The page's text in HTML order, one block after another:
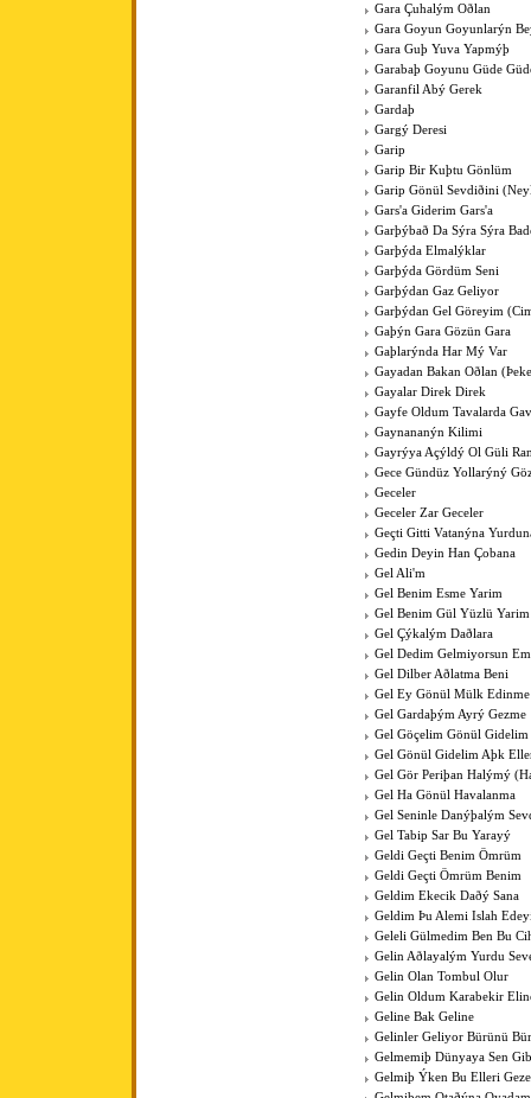
Gara Çuhalým Oðlan
Gara Goyun Goyunlarýn
Gara Guþ Yuva Yapmýþ
Garabaþ Goyunu Güde
Garanfil Abý Gerek
Gardaþ
Gargý Deresi
Garip
Garip Bir Kuþtu Gönlüm
Garip Gönül Sevdiðini
Gars'a Giderim Gars'a
Garþýbað Da Sýra Sýra
Garþýda Elmalýklar
Garþýda Gördüm Seni
Garþýdan Gaz Geliyor
Garþýdan Gel Göreyim
Gaþýn Gara Gözün Gara
Gaþlarýnda Har Mý Var
Gayadan Bakan Oðlan
Gayalar Direk Direk
Gayfe Oldum Tavalarda
Gaynananýn Kilimi
Gayrýya Açýldý Ol Güli
Gece Gündüz Yollarýný
Geceler
Geceler Zar Geceler
Geçti Gitti Vatanýna
Gedin Deyin Han Çobana
Gel Ali'm
Gel Benim Esme Yarim
Gel Benim Gül Yüzlü Yarim
Gel Çýkalým Daðlara
Gel Dedim Gelmiyorsun
Gel Dilber Aðlatma Beni
Gel Ey Gönül Mülk
Gel Gardaþým Ayrý Gezme
Gel Göçelim Gönül Gidelim
Gel Gönül Gidelim Aþk
Gel Gör Periþan Halýmý
Gel Ha Gönül Havalanma
Gel Seninle Danýþalým
Gel Tabip Sar Bu Yarayý
Geldi Geçti Benim Ömrüm
Geldi Geçti Ömrüm Benim
Geldim Ekecik Daðý Sana
Geldim Þu Alemi Islah
Geleli Gülmedim Ben Bu
Gelin Aðlayalým Yurdu
Gelin Olan Tombul Olur
Gelin Oldum Karabekir
Geline Bak Geline
Gelinler Geliyor Bürünü
Gelmemiþ Dünyaya Sen
Gelmiþ Ýken Bu Elleri